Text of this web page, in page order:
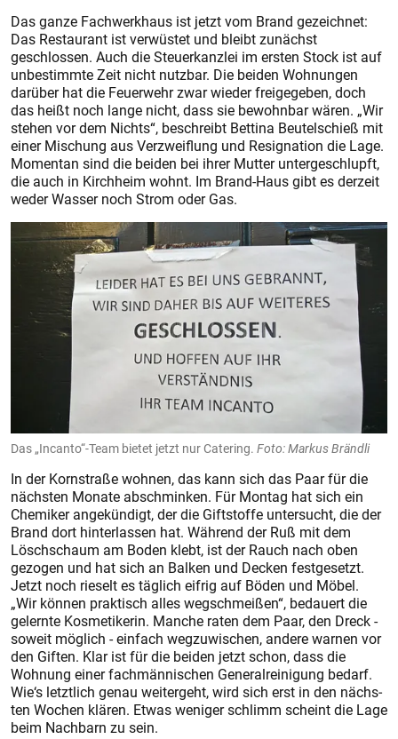
Das ganze Fachwerkhaus ist jetzt vom Brand gezeichnet:
Das Restaurant ist verwüs­tet und bleibt zunächst
geschlossen. Auch die Steuerkanzlei im ersten Stock ist auf
unbestimmte Zeit nicht nutzbar. Die beiden Wohnungen
darüber hat die Feuerwehr zwar wieder freigegeben, doch
das heißt noch lange nicht, dass sie bewohnbar wären. „Wir
stehen vor dem Nichts“, beschreibt Bettina Beutelschieß mit
einer Mischung aus Verzweiflung und Resignation die Lage.
Momentan sind die beiden bei ihrer Mutter untergeschlupft,
die auch in Kirchheim wohnt. Im Brand-Haus gibt es derzeit
weder Wasser noch Strom oder Gas.
Das „Incanto“-Team bietet jetzt nur Catering. Foto: Markus Brändli
In der Kornstraße wohnen, das kann sich das Paar für die
nächsten Monate abschminken. Für Montag hat sich ein
Chemiker angekündigt, der die Giftstoffe untersucht, die der
Brand dort hinterlassen hat. Während der Ruß mit dem
Löschschaum am Boden klebt, ist der Rauch nach oben
gezogen und hat sich an Balken und Decken festgesetzt.
Jetzt noch rieselt es täglich eifrig auf Böden und Möbel.
„Wir können praktisch alles wegschmeißen“, bedauert die
gelernte Kosmetikerin. Manche raten dem Paar, den Dreck -
soweit möglich - einfach wegzuwischen, andere warnen vor
den Giften. Klar ist für die beiden jetzt schon, dass die
Wohnung einer fachmännischen Generalreinigung bedarf.
Wie‘s letztlich genau weitergeht, wird sich erst in den nächs­
ten Wochen klären. Etwas weniger schlimm scheint die Lage
beim Nachbarn zu sein.